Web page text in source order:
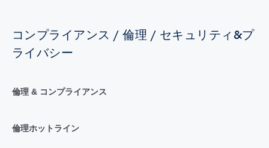
コンプライアンス / 倫理 / セキュリティ&プ
ライバシー
倫理 & コンプライアンス
倫理ホットライン